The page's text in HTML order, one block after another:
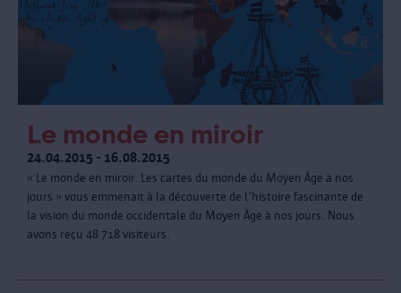
Le monde en miroir
24.04.2015 - 16.08.2015
« Le monde en miroir. Les cartes du monde du Moyen Âge à nos
jours » vous emmenait à la découverte de l'histoire fascinante de
la vision du monde occidentale du Moyen Âge à nos jours. Nous
avons reçu 48 718 visiteurs.